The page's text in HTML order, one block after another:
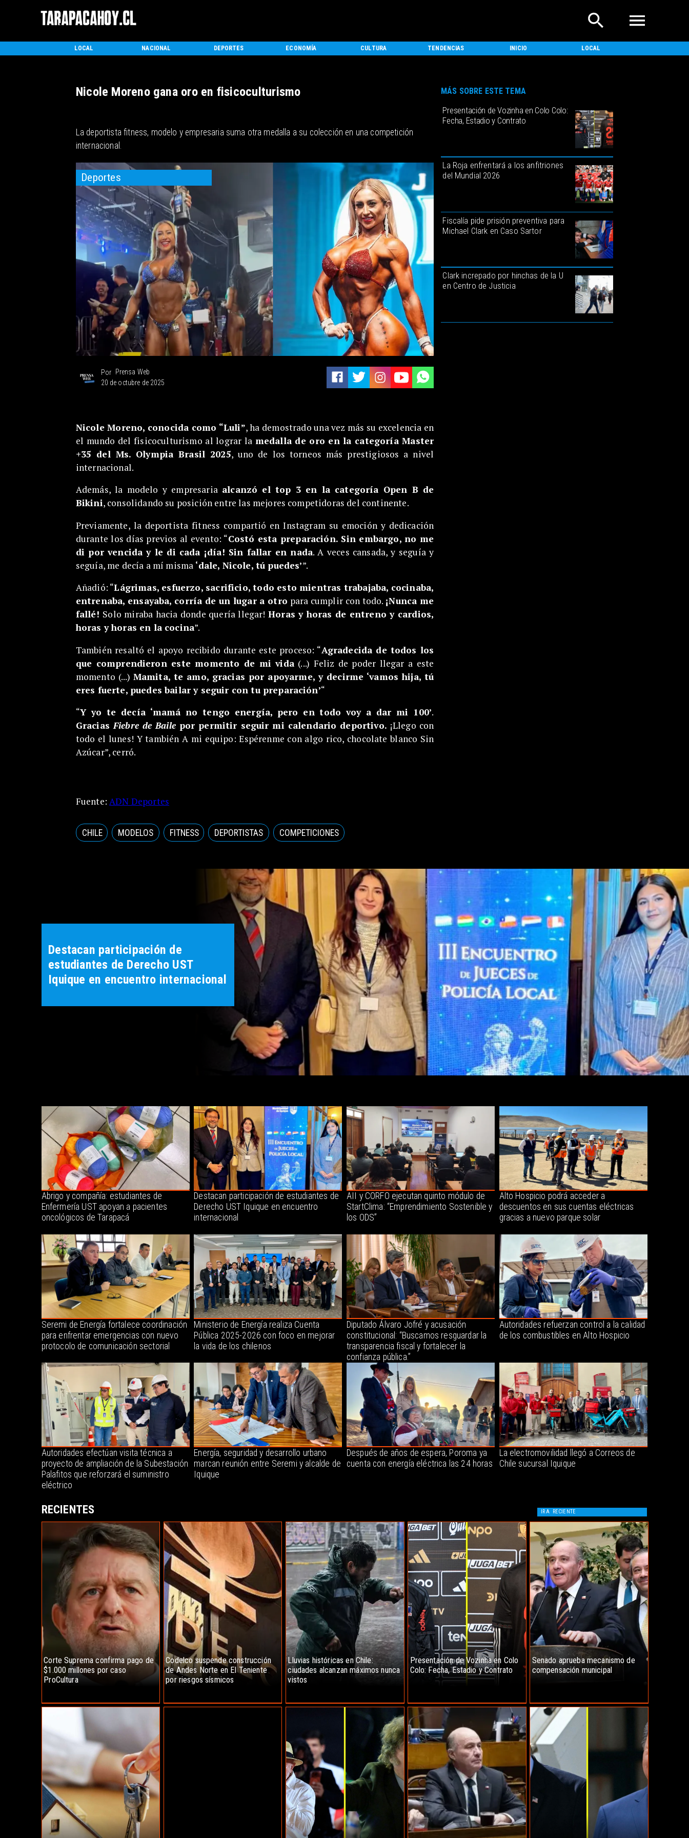
LOCAL NACIONAL DEPORTES ECONOMÍA CULTURA TENDENCIAS INICIO LOCAL
Deportes
Prensa Web
Por
20 de octubre de 2025
Presentación de Vozinha en Colo Colo:
Fecha, Estadio y Contrato
La Roja enfrentará a los anfitriones
del Mundial 2026
Fiscalía pide prisión preventiva para
Michael Clark en Caso Sartor
Clark increpado por hinchas de la U
en Centro de Justicia
MÁS SOBRE ESTE TEMA
Nicole Moreno gana oro en fisicoculturismo
La deportista fitness, modelo y empresaria suma otra medalla a su colección en una competición
internacional.
Nicole Moreno, conocida como “Luli”, ha demostrado una vez más su excelencia en
el mundo del fisicoculturismo al lograr la medalla de oro en la categoría Master
+35 del Ms. Olympia Brasil 2025, uno de los torneos más prestigiosos a nivel
internacional.
Además, la modelo y empresaria alcanzó el top 3 en la categoría Open B de
Bikini, consolidando su posición entre las mejores competidoras del continente.
Previamente, la deportista fitness compartió en Instagram su emoción y dedicación
durante los días previos al evento: “Costó esta preparación. Sin embargo, no me
di por vencida y le di cada ¡día! Sin fallar en nada. A veces cansada, y seguía y
seguía, me decía a mí misma ‘dale, Nicole, tú puedes’”.
Añadió: “Lágrimas, esfuerzo, sacrificio, todo esto mientras trabajaba, cocinaba,
entrenaba, ensayaba, corría de un lugar a otro para cumplir con todo. ¡Nunca me
fallé! Solo miraba hacia donde quería llegar!Horas y horas de entreno y cardios,
horas y horas en la cocina”.
También resaltó el apoyo recibido durante este proceso: “Agradecida de todos los
que comprendieron este momento de mi vida(...) Feliz de poder llegar a este
momento (...) Mamita, te amo, gracias por apoyarme, y decirme ‘vamos hija, tú
eres fuerte, puedes bailar y seguir con tu preparación’“
“Y yo te decía ‘mamá no tengo energía, pero en todo voy a dar mi 100’.
GraciasFiebre de Bailepor permitir seguir mi calendario deportivo. ¡Llego con
todo el lunes! Y también A mi equipo: Espérenme con algo rico, chocolate blanco Sin
Azúcar”, cerró.
Fuente: ADN Deportes
CHILE MODELOS FITNESS DEPORTISTAS COMPETICIONES
Destacan participación de
estudiantes de Derecho UST
Iquique en encuentro internacional
Abrigo y compañía: estudiantes de
Enfermería UST apoyan a pacientes
oncológicos de Tarapacá
Destacan participación de estudiantes de
Derecho UST Iquique en encuentro
internacional
AII y CORFO ejecutan quinto módulo de
StartClima: “Emprendimiento Sostenible y
los ODS”
Alto Hospicio podrá acceder a
descuentos en sus cuentas eléctricas
gracias a nuevo parque solar
Seremi de Energía fortalece coordinación
para enfrentar emergencias con nuevo
protocolo de comunicación sectorial
Ministerio de Energía realiza Cuenta
Pública 2025-2026 con foco en mejorar
la vida de los chilenos
Diputado Álvaro Jofré y acusación
constitucional: “Buscamos resguardar la
transparencia fiscal y fortalecer la
confianza pública.”
Autoridades refuerzan control a la calidad
de los combustibles en Alto Hospicio
Autoridades efectúan visita técnica a
proyecto de ampliación de la Subestación
Palafitos que reforzará el suministro
eléctrico
Energía, seguridad y desarrollo urbano
marcan reunión entre Seremi y alcalde de
Iquique
Después de años de espera, Poroma ya
cuenta con energía eléctrica las 24 horas
La electromovilidad llegó a Correos de
Chile sucursal Iquique
Corte Suprema confirma pago de
$1.000 millones por caso
ProCultura
Codelco suspende construcción
de Andes Norte en El Teniente
por riesgos sísmicos
Lluvias históricas en Chile:
ciudades alcanzan máximos nunca
vistos
Presentación de Vozinha en Colo
Colo: Fecha, Estadio y Contrato
Senado aprueba mecanismo de
compensación municipal
RECIENTES IR A RECIENTE